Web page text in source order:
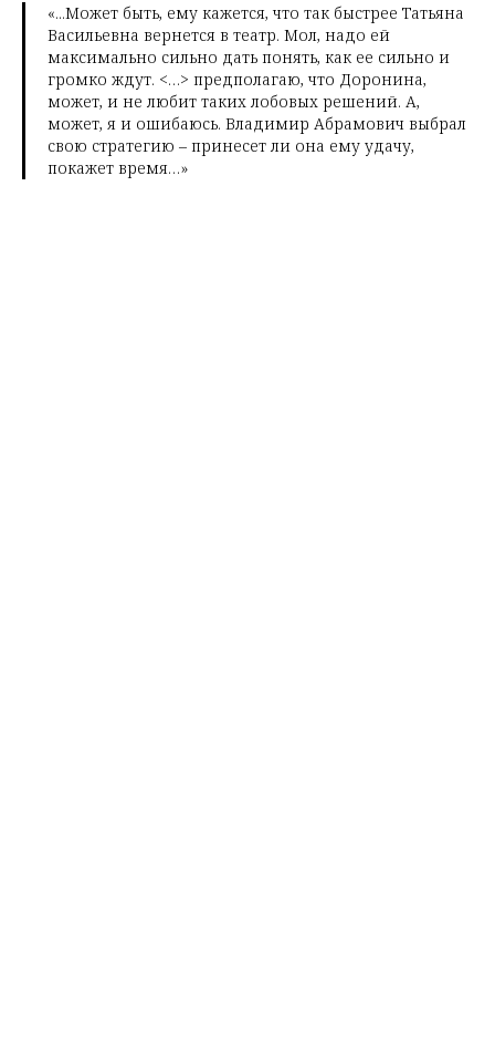
«...Может быть, ему кажется, что так быстрее Татьяна
Васильевна вернется в театр. Мол, надо ей
максимально сильно дать понять, как ее сильно и
громко ждут. <…> предполагаю, что Доронина,
может, и не любит таких лобовых решений. А,
может, я и ошибаюсь. Владимир Абрамович выбрал
свою стратегию – принесет ли она ему удачу,
покажет время…»